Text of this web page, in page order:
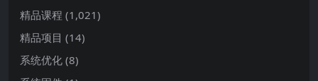
精品课程 (1,021)
精品项目 (14)
系统优化 (8)